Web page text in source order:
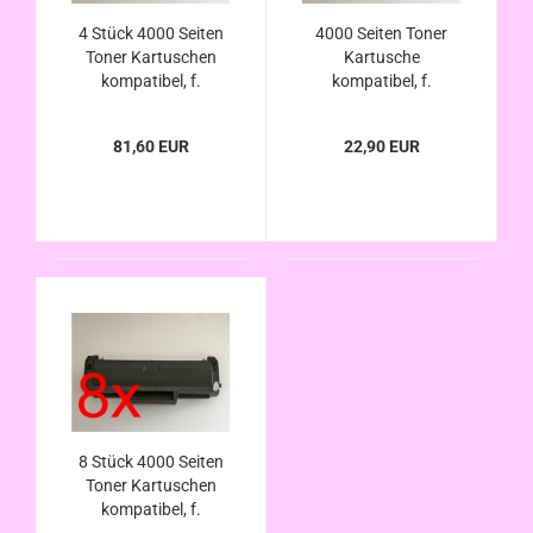
4 Stück 4000 Seiten
Toner Kartuschen
kompatibel, f.
4600FN SCX-4623
81,60 EUR
4000 Seiten Toner
Kartusche
kompatibel, f.
4600fn SCX-4623
22,90 EUR
8 Stück 4000 Seiten
Toner Kartuschen
kompatibel, f.